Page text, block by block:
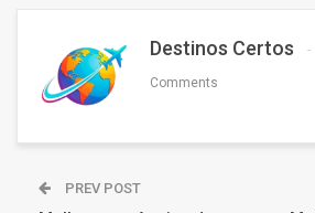
Destinos Certos
Comments
PREV POST